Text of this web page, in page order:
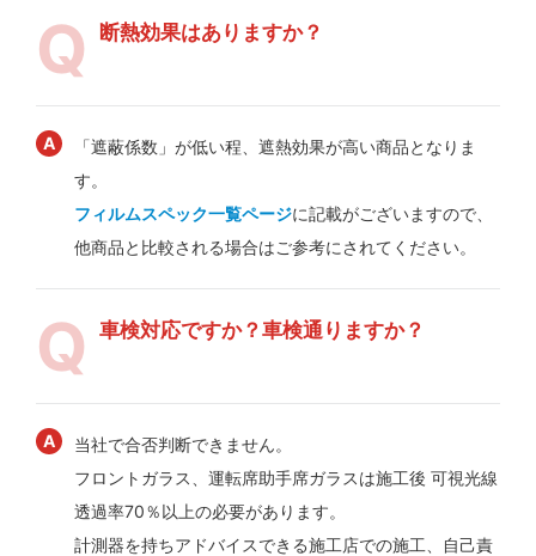
断熱効果はありますか？
「遮蔽係数」が低い程、遮熱効果が高い商品となりま
す。
フィルムスペック一覧ページに記載がございますので、
他商品と比較される場合はご参考にされてください。
車検対応ですか？車検通りますか？
当社で合否判断できません。
フロントガラス、運転席助手席ガラスは施工後 可視光線
透過率70％以上の必要があります。
計測器を持ちアドバイスできる施工店での施工、自己責